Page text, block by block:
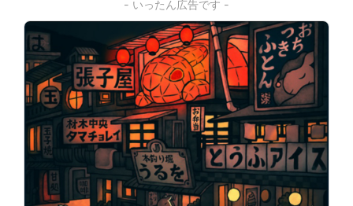
- いったん広告です -